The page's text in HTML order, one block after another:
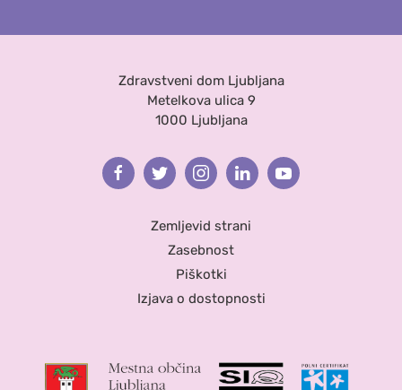
Zdravstveni dom Ljubljana
Metelkova ulica 9
1000 Ljubljana
FacebookTwitterInstagramLinkedinYoutube
Zemljevid strani
Zasebnost
Piškotki
Izjava o dostopnosti